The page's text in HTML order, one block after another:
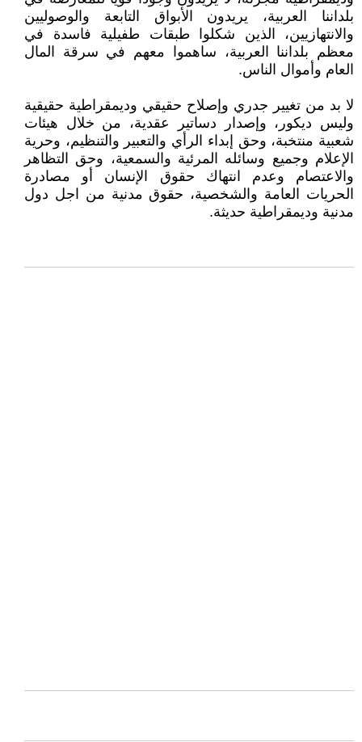
بلداننا العربية، يريدون الأبواق التابعة والوصوليين
والانتهازيين، الذين شكلوا طبقات طفيلية فاسدة في
معظم بلداننا العربية، ساهموا معهم في سرقة المال
العام وأموال الناس.
لا بد من تغيير جدري وإصلاح حقيقي وديمقراطية حقيقية
وليس ديكور، وإصدار دساتير عقدية، من خلال هيئات
شعبية منتخبة، وحق إبداء الرأي والتعبير والتنظيم، وحرية
الإعلام وجميع وسائله المرئية والسمعية، وحق التظاهر
والاعتصام وعدم انتهاك حقوق الإنسان أو مصادرة
الحريات العامة والشخصية، حقوق مدنية من اجل دول
مدنية وديمقراطية حديثة.